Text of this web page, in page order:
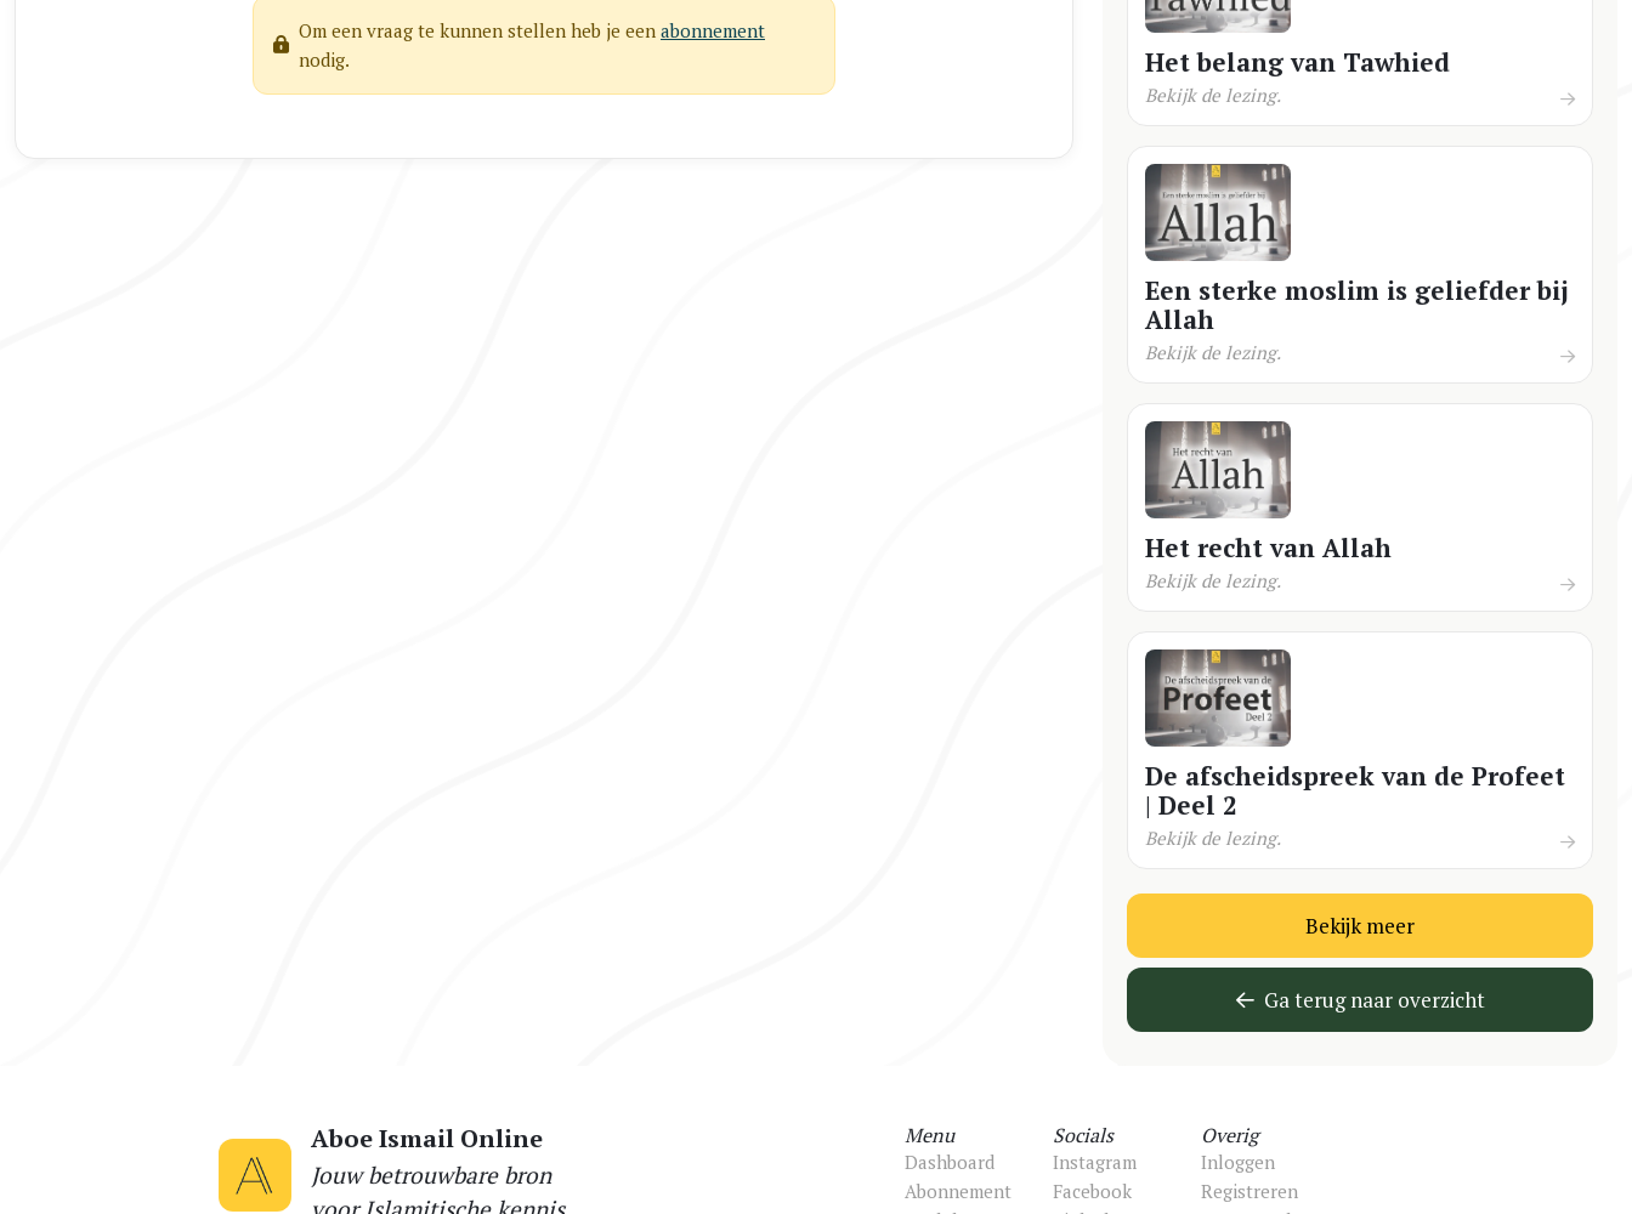
Om een vraag te kunnen stellen heb je een abonnement
nodig.
Het belang van Tawhied
Bekijk de lezing.
Een sterke moslim is geliefder bij
Allah
Bekijk de lezing.
Het recht van Allah
Bekijk de lezing.
De afscheidspreek van de Profeet
| Deel 2
Bekijk de lezing.
Bekijk meer
Ga terug naar overzicht
Aboe Ismail Online
Jouw betrouwbare bron
Menu
Dashboard
Abonnement
Socials
Instagram
Facebook
Overig
Inloggen
Registreren